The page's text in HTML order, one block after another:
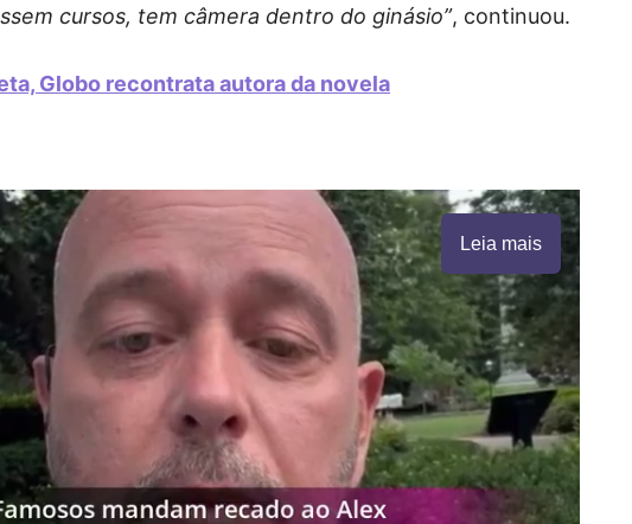
cursos, tem câmera dentro do ginásio”, continuou.
Globo recontrata autora da novela
Leia mais